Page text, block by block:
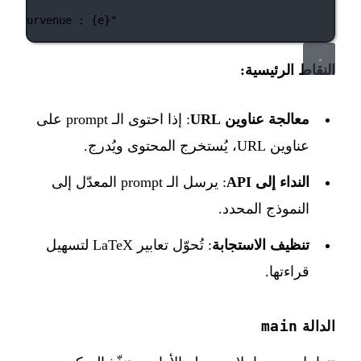
survenue : {e}"
النقاط الرئيسية:
معالجة عناوين URL
: إذا احتوى الـ prompt على
عناوين URL، يُستخرج المحتوى ويُدرج.
النداء إلى API
: يرسل الـ prompt المعدّل إلى
النموذج المحدد.
تنظيف الاستجابة
: تُحوّل تعابير LaTeX لتسهيل
قراءتها.
الدالة main